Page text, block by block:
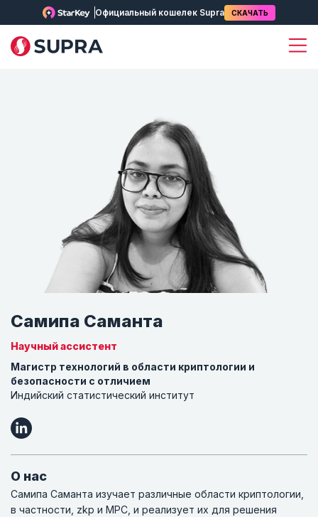
Официальный кошелек Supra СКАЧАТЬ
Самипа Саманта
Научный ассистент
Магистр технологий в области криптологии и
безопасности с отличием
Индийский статистический институт
О нас
Самипа Саманта изучает различные области криптологии,
в частности, zkp и MPC, и реализует их для решения